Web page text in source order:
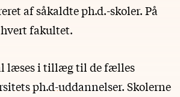
af såkaldte ph.d.-skoler. På
fakultet.
læses i tillæg til de fælles
ph.d-uddannelser. Skolerne